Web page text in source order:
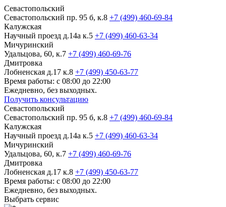
Севастопольский
Севастопольский пр. 95 б, к.8 +7 (499) 460-69-84
Калужская
Научный проезд д.14а к.5 +7 (499) 460-63-34
Мичуринский
Удальцова, 60, к.7 +7 (499) 460-69-76
Дмитровка
Лобненская д.17 к.8 +7 (499) 450-63-77
Время работы: с 08:00 до 22:00
Ежедневно, без выходных.
Получить консультацию
Севастопольский
Севастопольский пр. 95 б, к.8 +7 (499) 460-69-84
Калужская
Научный проезд д.14а к.5 +7 (499) 460-63-34
Мичуринский
Удальцова, 60, к.7 +7 (499) 460-69-76
Дмитровка
Лобненская д.17 к.8 +7 (499) 450-63-77
Время работы: с 08:00 до 22:00
Ежедневно, без выходных.
Выбрать сервис